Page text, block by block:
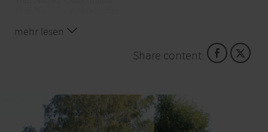
Eifelsteig
Directions by car
Jägersweiler Strasse 1
52152 Simmerath-Einruhr
mehr lesen
Share content: